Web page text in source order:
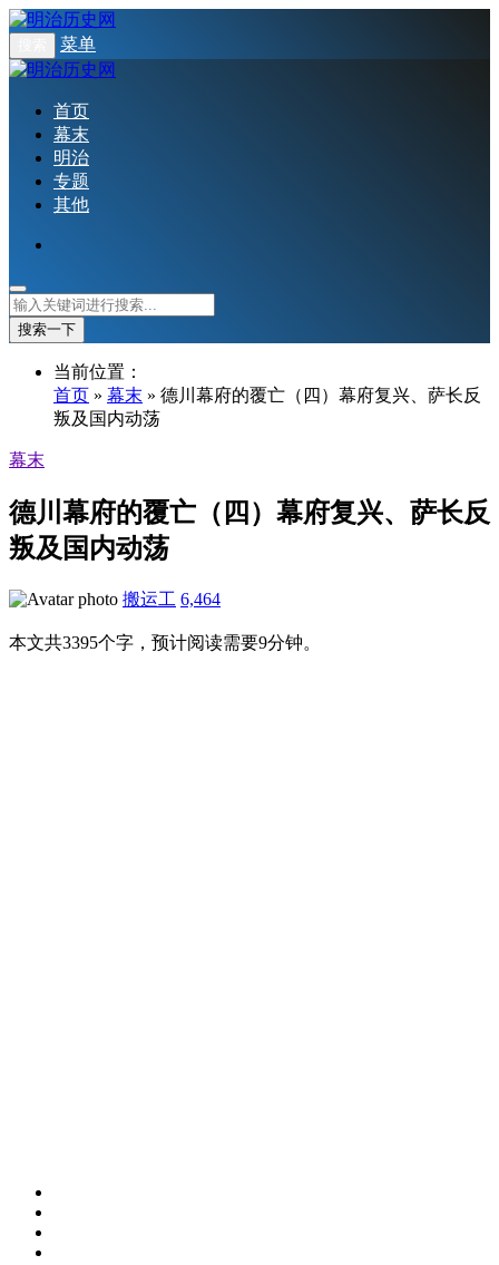
菜单
首页
幕末
明治
专题
其他
搜索一下
当前位置：
首页 » 幕末 » 德川幕府的覆亡（四）幕府复兴、萨长反
叛及国内动荡
幕末
德川幕府的覆亡（四）幕府复兴、萨长反
叛及国内动荡
搬运工 6,464
本文共3395个字，预计阅读需要9分钟。